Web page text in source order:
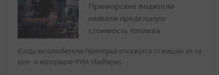
Приморские водители
назвали предельную
стоимость топлива
Когда автолюбители Приморья откажутся от машин из-за
цен - в материале РИА VladNews